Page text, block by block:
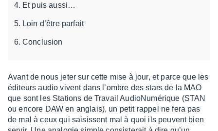
Et puis aussi…
Loin d’être parfait
Conclusion
Avant de nous jeter sur cette mise à jour, et parce que les
éditeurs audio vivent dans l’ombre des stars de la MAO
que sont les Stations de Travail Audio­Nu­mé­rique (STAN
ou encore DAW en anglais), un petit rappel ne fera pas
de mal à ceux qui saisissent mal à quoi ils peuvent bien